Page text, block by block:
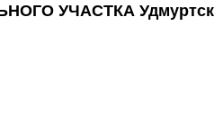
УЧАСТКА